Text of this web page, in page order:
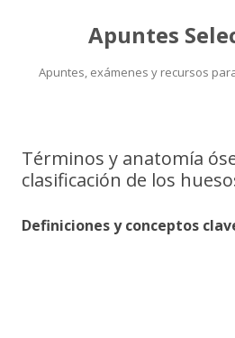
Apuntes
Apuntes, exámenes y recursos
Términos y anatomía
clasificación de los
Definiciones y conceptos